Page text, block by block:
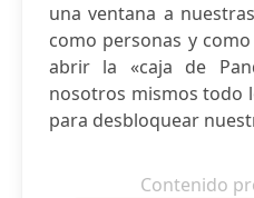
una ventana a
como personas y
abrir la «caja de
nosotros mismos todo
para desbloquear
Contenido